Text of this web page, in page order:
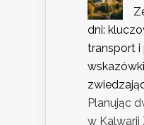
dni:
transport
Planując
w Kalwarii